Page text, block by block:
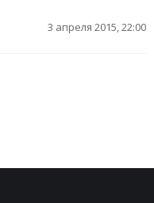
3 апреля 2015, 22:00